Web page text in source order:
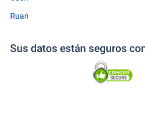
Ruan
Sus datos están seguros